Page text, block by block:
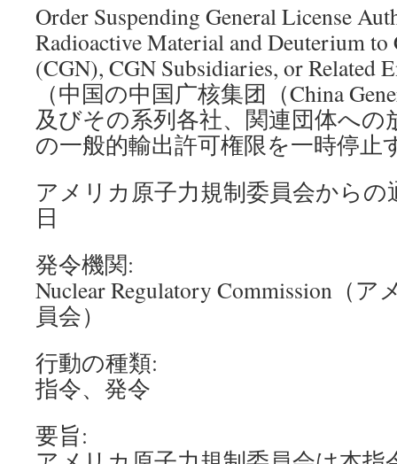
Order Suspending General License
Radioactive Material and Deuterium to
(CGN), CGN Subsidiaries, or Related
（中国の中国广核集团（China
及びその系列各社、関連団体への
の一般的輸出許可権限を一時停止
アメリカ原子力規制委員会からの
日
発令機関:
Nuclear Regulatory Commission（
員会）
行動の種類:
指令、発令
要旨: